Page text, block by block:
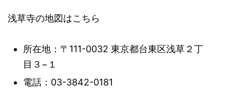
浅草寺の地図はこちら
所在地：〒111-0032 東京都台東区浅草２丁
目３−１
電話：03-3842-0181